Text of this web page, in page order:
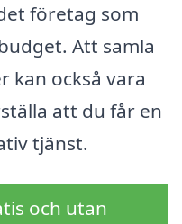
företag som
Att samla
kan också vara
att du får en
tjänst.
och utan